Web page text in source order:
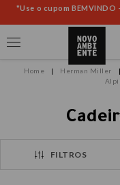
"Use o cupom BEMVINDO
Herman Miller
FILTROS